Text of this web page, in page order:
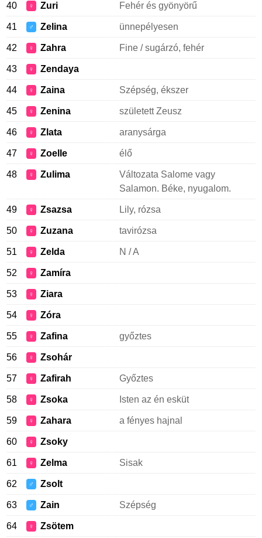
40 ♀ Zuri Fehér és gyönyörű
41 ♂ Zelina ünnepélyesen
42 ♀ Zahra Fine / sugárzó, fehér
43 ♀ Zendaya
44 ♀ Zaina Szépség, ékszer
45 ♀ Zenina született Zeusz
46 ♀ Zlata aranysárga
47 ♀ Zoelle élő
48 ♀ Zulima
Változata Salome vagy
Salamon. Béke, nyugalom.
49 ♀ Zsazsa Lily, rózsa
50 ♀ Zuzana tavirózsa
51 ♀ Zelda N / A
52 ♀ Zamíra
53 ♀ Ziara
54 ♀ Zóra
55 ♀ Zafina győztes
56 ♀ Zsohár
57 ♀ Zafirah Győztes
58 ♀ Zsoka Isten az én esküt
59 ♀ Zahara a fényes hajnal
60 ♀ Zsoky
61 ♀ Zelma Sisak
62 ♂ Zsolt
63 ♂ Zain Szépség
64 ♀ Zsötem